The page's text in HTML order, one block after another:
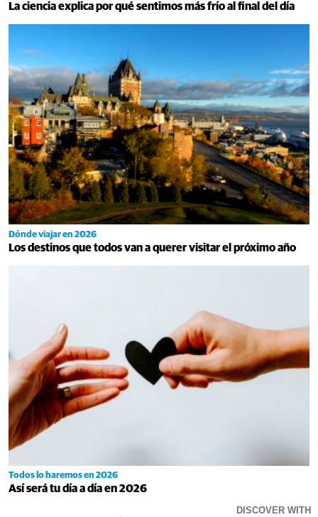
La ciencia explica por qué sentimos más frío al final del día
Dónde viajar en 2026
Los destinos que todos van a querer visitar el próximo año
Todos lo haremos en 2026
Así será tu día a día en 2026
DISCOVER WITH